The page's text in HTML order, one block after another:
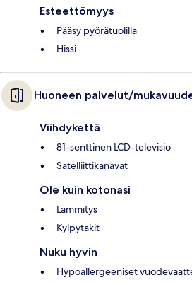
Esteettömyys
Pääsy pyörätuolilla
Hissi
Huoneen palvelut/
Viihdykettä
81-senttinen LCD-televisio
Satelliittikanavat
Ole kuin kotonasi
Lämmitys
Kylpytakit
Nuku hyvin
Hypoallergeeniset